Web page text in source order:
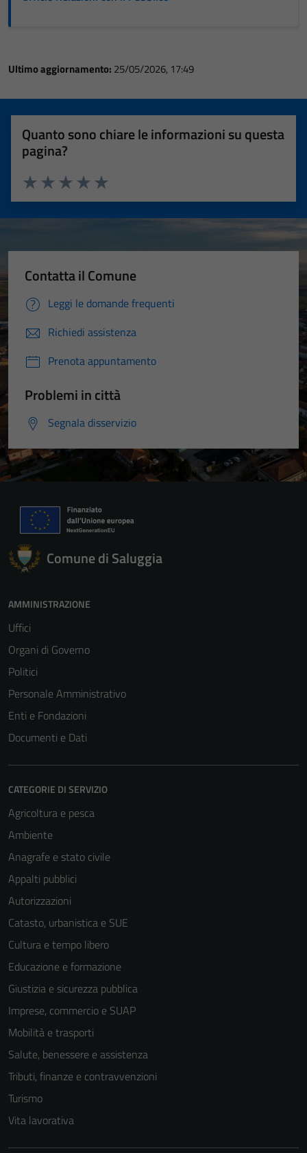
Ultimo aggiornamento: 25/05/2026, 17:49
Quanto sono chiare le informazioni su questa
pagina?
Valuta 5 stelle su 5
Valuta 4 stelle su 5
Valuta 3 stelle su 5
Valuta 2 stelle su 5
Valuta 1 stelle su 5
Contatta il Comune
Leggi le domande frequenti
Richiedi assistenza
Prenota appuntamento
Problemi in città
Segnala disservizio
Comune di Saluggia
AMMINISTRAZIONE
Uffici
Organi di Governo
Politici
Personale Amministrativo
Enti e Fondazioni
Documenti e Dati
CATEGORIE DI SERVIZIO
Agricoltura e pesca
Ambiente
Anagrafe e stato civile
Appalti pubblici
Autorizzazioni
Catasto, urbanistica e SUE
Cultura e tempo libero
Educazione e formazione
Giustizia e sicurezza pubblica
Imprese, commercio e SUAP
Mobilità e trasporti
Salute, benessere e assistenza
Tributi, finanze e contravvenzioni
Turismo
Vita lavorativa
disabilitati.